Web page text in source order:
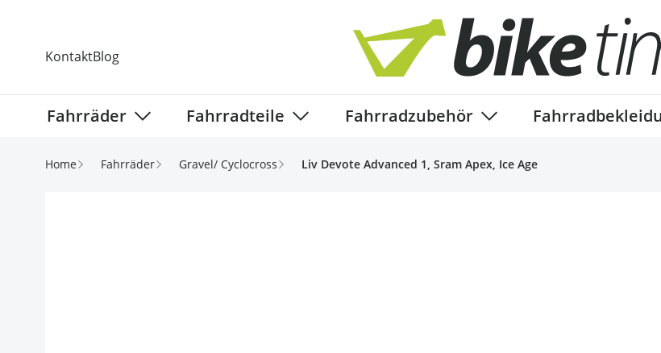
KontaktBlog
Fahrräder Fahrradteile Fahrradzubehör
Show submenu for
Home Fahrräder Gravel/ Cyclocross Liv Devote Advanced 1, Sram Apex, Ice Age